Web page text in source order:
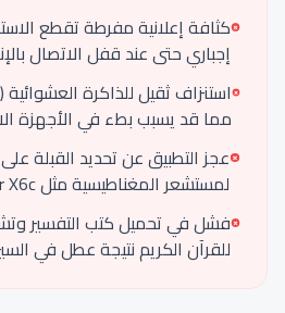
كثافة إعلانية مفرطة تقطع
إجباري حتى عند قفل الاتصال
مما قد يسبب بطء في الأجهزة
عجز التطبيق عن تحديد القبلة
لمستشعر المغناطيسية مثل Honor X6c.
فشل في تحميل كتب التفسير
للقرآن الكريم نتيجة عطل في